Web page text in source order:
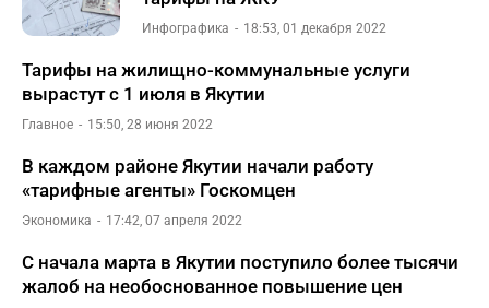
Инфографика 18:53, 01 декабря 2022
Тарифы на жилищно-коммунальные услуги
вырастут с 1 июля в Якутии
Главное 15:50, 28 июня 2022
В каждом районе Якутии начали работу
«тарифные агенты» Госкомцен
Экономика 17:42, 07 апреля 2022
С начала марта в Якутии поступило более тысячи
жалоб на необоснованное повышение цен